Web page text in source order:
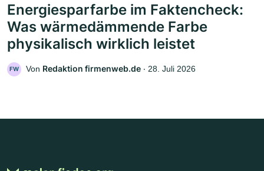
Energiesparfarbe im Faktencheck:
Was wärmedämmende Farbe
physikalisch wirklich leistet
FW Von Redaktion firmenweb.de ‧ 28. Juli 2026